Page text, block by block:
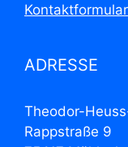
Kontaktformular
ADRESSE
Theodor-
Rappstraße 9